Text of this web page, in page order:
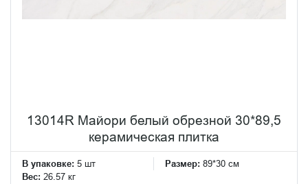
13014R Майори белый обрезной 30*89,5
керамическая плитка
В упаковке: 5 шт Размер: 89*30 см
Вес: 26.57 кг